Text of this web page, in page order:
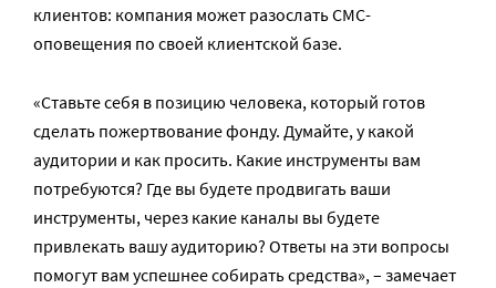
клиентов: компания может разослать СМС-
оповещения по своей клиентской базе.
«Ставьте себя в позицию человека, который готов
сделать пожертвование фонду. Думайте, у какой
аудитории и как просить. Какие инструменты вам
потребуются? Где вы будете продвигать ваши
инструменты, через какие каналы вы будете
привлекать вашу аудиторию? Ответы на эти вопросы
помогут вам успешнее собирать средства», – замечает